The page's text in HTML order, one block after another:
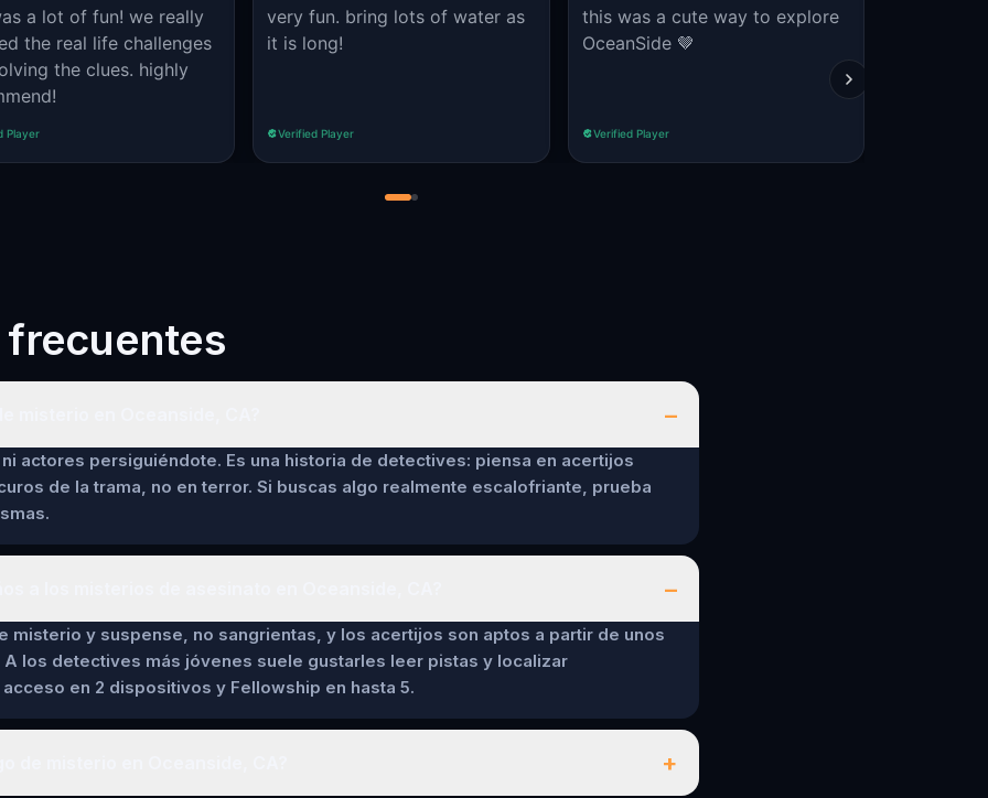
a lot of fun! we really
the real life challenges
the clues. highly
Player
very fun. bring lots of water as
it is long!
Verified Player
this was a cute way to explore
OceanSide 🤎
Verified Player
frecuentes
–
actores persiguiéndote. Es una historia de detectives: piensa en acertijos
de la trama, no en terror. Si buscas algo realmente escalofriante, prueba
–
misterio y suspense, no sangrientas, y los acertijos son aptos a partir de unos
A los detectives más jóvenes suele gustarles leer pistas y localizar
en 2 dispositivos y Fellowship en hasta 5.
+